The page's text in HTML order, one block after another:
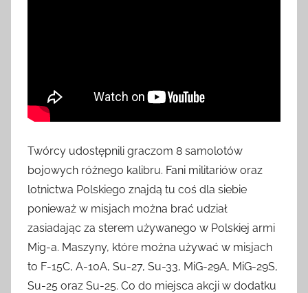
Twórcy udostępnili graczom 8 samolotów
bojowych różnego kalibru. Fani militariów oraz
lotnictwa Polskiego znajdą tu coś dla siebie
ponieważ w misjach można brać udział
zasiadając za sterem używanego w Polskiej armi
Mig-a. Maszyny, które można używać w misjach
to F-15C, A-10A, Su-27, Su-33, MiG-29A, MiG-29S,
Su-25 oraz Su-25. Co do miejsca akcji w dodatku